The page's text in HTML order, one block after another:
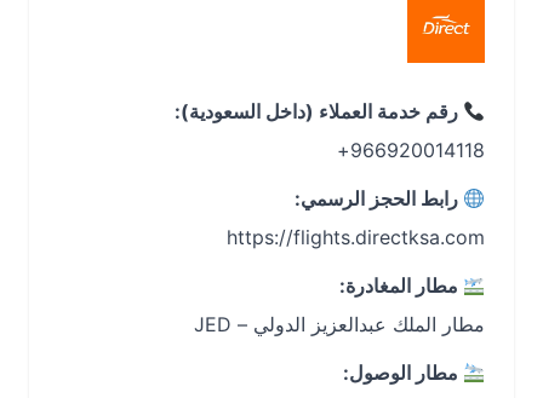
رقم خدمة العملاء (داخل السعودية):
966920014118+
رابط الحجز الرسمي:
https://flights.directksa.com
مطار المغادرة:
مطار الملك عبدالعزيز الدولي – JED
مطار الوصول: